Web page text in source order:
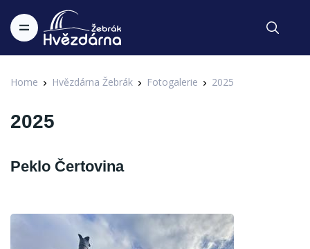
Home Hvězdárna Žebrák Fotogalerie 2025
2025
Peklo Čertovina